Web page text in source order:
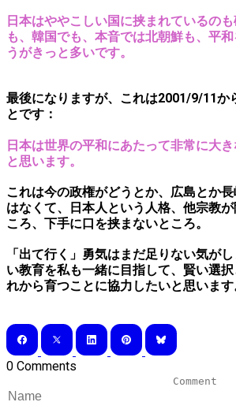
日本はややこしい国に挟まれているの
も、韓国でも、本音では北朝鮮も、平
うがきっと多いです。
最後になりますが、これは2001/9/11か
とです：
日本は世界の平和にあたって非常に大
と思います。
これは今の政権がどうとか、広島とか
はなくて、日本人という人格、他宗教
ころ、下手に口を挟まないところ。
「出て行く」勇気はまだ足りない気が
い教育を私も一緒に目指して、賢い選
れから育つことに協力したいと思います
0 Comments